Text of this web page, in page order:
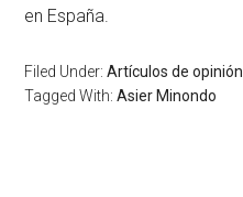
en España.
Filed Under:Artículos de opinión
Tagged With:Asier Minondo